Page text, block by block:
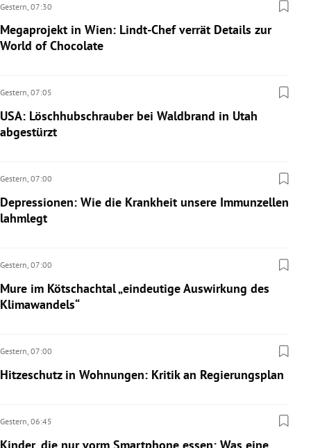
Gestern, 07:30
Megaprojekt in Wien: Lindt-Chef verrät Details zur
World of Chocolate
Gestern, 07:05
USA: Löschhubschrauber bei Waldbrand in Utah
abgestürzt
Gestern, 07:00
Depressionen: Wie die Krankheit unsere Immunzellen
lahmlegt
Gestern, 07:00
Mure im Kötschachtal „eindeutige Auswirkung des
Klimawandels“
Gestern, 07:00
Hitzeschutz in Wohnungen: Kritik an Regierungsplan
Gestern, 06:45
Kinder, die nur vorm Smartphone essen: Was eine